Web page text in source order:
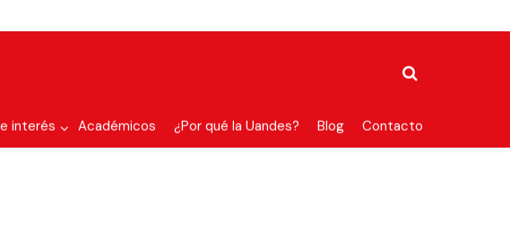
interés Académicos ¿Por qué la Uandes? Blog Contacto